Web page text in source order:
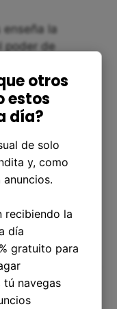
enseña la
poder de
puede
siempre existe
errores y
esto en
otros
estos
día?
de solo
y, como
recibiendo la
día
gratuito para
tú navegas